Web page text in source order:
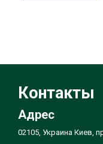
Контакты
Адрес
02105, Украина Киев,